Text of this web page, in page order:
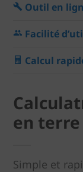
Outil en
Facilité
Calcul
en
Simple et